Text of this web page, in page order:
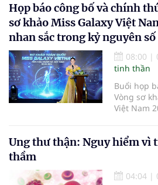
Họp báo công bố và chính
sơ khảo Miss Galaxy Việt
nhan sắc trong kỷ nguyên số
08:00 |
tinh thần
Buổi họp
Vòng sơ
Việt Nam
sắc quy
lĩnh, Văn
Ung thư thận: Nguy hiểm vì
thầm
04:04 |